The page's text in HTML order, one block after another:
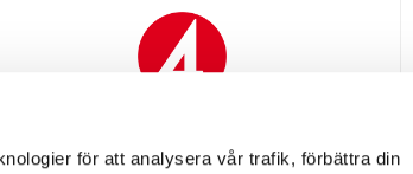
för att analysera vår trafik, förbättra din